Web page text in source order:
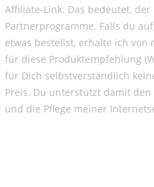
Affiliate-Link. Das bedeutet,
Partnerprogramme. Falls du
etwas bestellst, erhalte ich von
für diese Produktempfehlung
für Dich selbstverständlich
Preis. Du unterstützt damit
und die Pflege meiner